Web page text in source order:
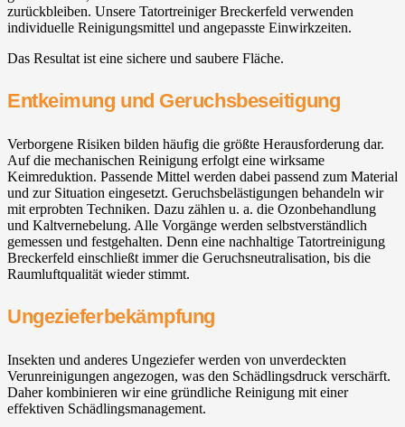
zurückbleiben. Unsere Tatortreiniger Breckerfeld verwenden
individuelle Reinigungsmittel und angepasste Einwirkzeiten.
Das Resultat ist eine sichere und saubere Fläche.
Entkeimung und Geruchsbeseitigung
Verborgene Risiken bilden häufig die größte Herausforderung dar.
Auf die mechanischen Reinigung erfolgt eine wirksame
Keimreduktion. Passende Mittel werden dabei passend zum Material
und zur Situation eingesetzt. Geruchsbelästigungen behandeln wir
mit erprobten Techniken. Dazu zählen u. a. die Ozonbehandlung
und Kaltvernebelung. Alle Vorgänge werden selbstverständlich
gemessen und festgehalten. Denn eine nachhaltige Tatortreinigung
Breckerfeld einschließt immer die Geruchsneutralisation, bis die
Raumluftqualität wieder stimmt.
Ungezieferbekämpfung
Insekten und anderes Ungeziefer werden von unverdeckten
Verunreinigungen angezogen, was den Schädlingsdruck verschärft.
Daher kombinieren wir eine gründliche Reinigung mit einer
effektiven Schädlingsmanagement.